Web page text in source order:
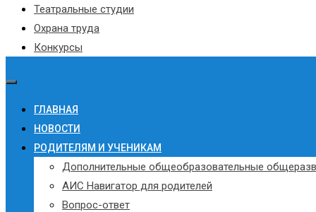
Театральные студии
Охрана труда
Конкурсы
ГЛАВНАЯ
НОВОСТИ
РОДИТЕЛЯМ И УЧЕНИКАМ
Дополнительные общеобразовательные
АИС Навигатор для родителей
Вопрос-ответ